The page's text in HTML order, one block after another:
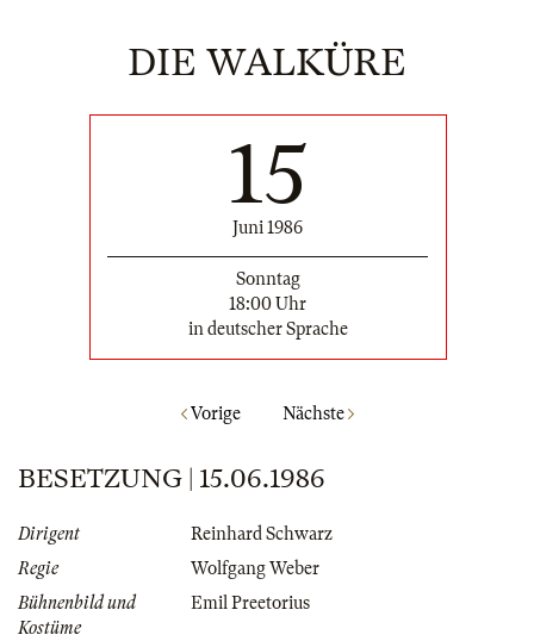
DIE WALKÜRE
15
Juni 1986
Sonntag
18:00 Uhr
in deutscher Sprache
Vorige Nächste
BESETZUNG | 15.06.1986
Dirigent
Reinhard Schwarz
Regie
Wolfgang Weber
Bühnenbild und
Kostüme
Emil Preetorius